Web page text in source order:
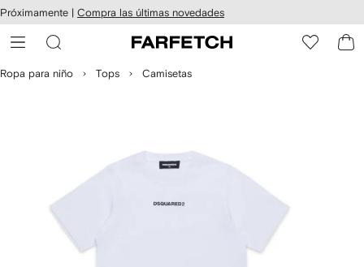
al
Próximamente | Compra las últimas novedades
Ropa para niño Tops Camisetas